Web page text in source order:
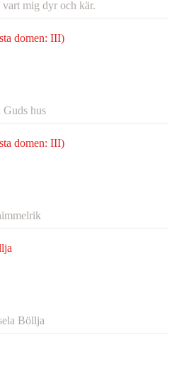
mig dyr och kär.
domen: III)
hus
domen: III)
Böllja